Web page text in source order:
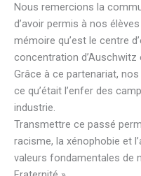
Nous remercions la
d’avoir permis à nos
mémoire qu’est le centre
concentration d’Auschwitz
Grâce à ce partenariat,
ce qu’était l’enfer des
industrie.
Transmettre ce passé
racisme, la xénophobie et
valeurs fondamentales de